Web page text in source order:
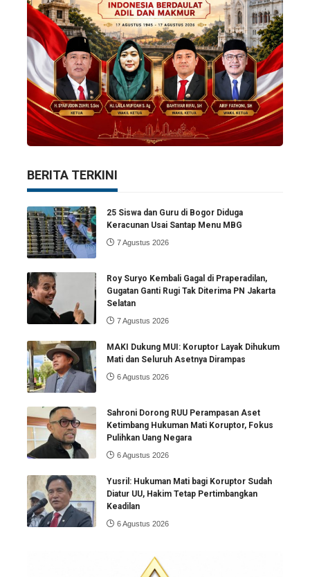
BERITA TERKINI
25 Siswa dan Guru di Bogor Diduga
Keracunan Usai Santap Menu MBG
7 Agustus 2026
Roy Suryo Kembali Gagal di Praperadilan,
Gugatan Ganti Rugi Tak Diterima PN Jakarta
Selatan
7 Agustus 2026
MAKI Dukung MUI: Koruptor Layak Dihukum
Mati dan Seluruh Asetnya Dirampas
6 Agustus 2026
Sahroni Dorong RUU Perampasan Aset
Ketimbang Hukuman Mati Koruptor, Fokus
Pulihkan Uang Negara
6 Agustus 2026
Yusril: Hukuman Mati bagi Koruptor Sudah
Diatur UU, Hakim Tetap Pertimbangkan
Keadilan
6 Agustus 2026